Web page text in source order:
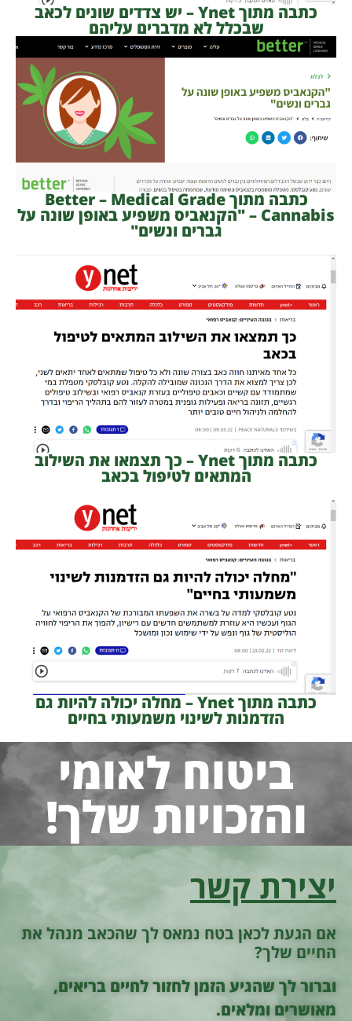
כתבה מתוך Ynet – יש צדדים שונים לכאב
שבכלל לא מדברים עליהם
כתבה מתוך Better – Medical Grade
Cannabis – "הקנאביס משפיע באופן שונה על
גברים ונשים"
כתבה מתוך Ynet – כך תצמאו את השילוב
המתאים לטיפול בכאב
כתבה מתוך Ynet – מחלה יכולה להיות גם
הזדמנות לשינוי משמעותי בחיים
ביטוח לאומי
והזכויות שלך!
יצירת קשר
אם הגעת לכאן בטח נמאס לך שהכאב מנהל את
החיים שלך?
וברור לך שהגיע הזמן לחזור לחיים בריאים,
מאושרים ומלאים.